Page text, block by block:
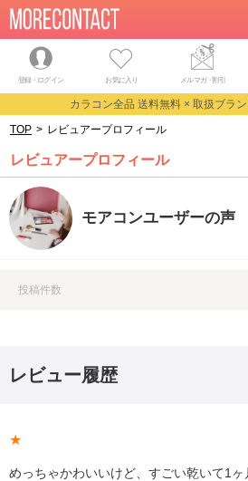
登録・ログイン お気に入り メルマガ・割引
カラコン全品 送料無料 × 取扱ブラ
TOP > レビュアープロフィール
レビュアープロフィール
モアコンユーザーの声
投稿件数
レビュー履歴
★
めっちゃかわいいけど、すごい乾いて1